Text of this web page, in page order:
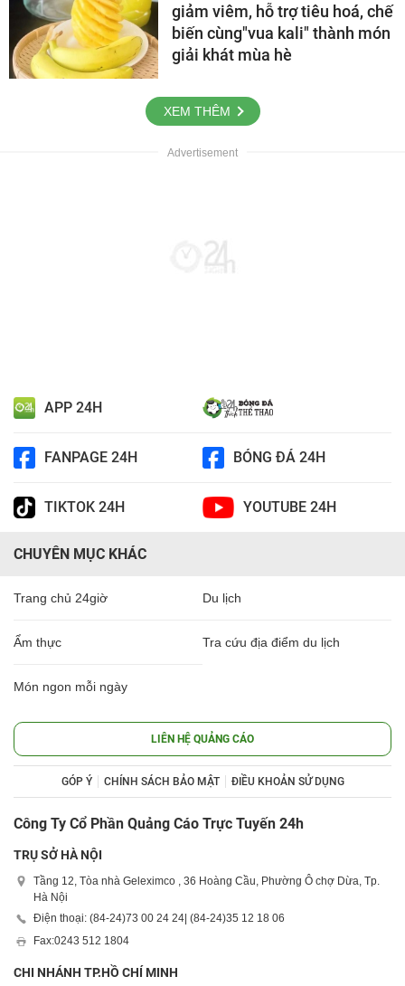
giảm viêm, hỗ trợ tiêu hoá, chế
biến cùng"vua kali" thành món
giải khát mùa hè
XEM THÊM
APP 24H
FANPAGE 24H BÓNG ĐÁ 24H
TIKTOK 24H YOUTUBE 24H
CHUYÊN MỤC KHÁC
Trang chủ 24giờ Du lịch
Ẩm thực Tra cứu địa điểm du lịch
Món ngon mỗi ngày
LIÊN HỆ QUẢNG CÁO
GÓP Ý CHÍNH SÁCH BẢO MẬT ĐIỀU KHOẢN SỬ DỤNG
Công Ty Cổ Phần Quảng Cáo Trực Tuyến 24h
TRỤ SỞ HÀ NỘI
Tầng 12, Tòa nhà Geleximco , 36 Hoàng Cầu, Phường Ô chợ Dừa, Tp.
Hà Nội
Điện thoại: (84-24)73 00 24 24| (84-24)35 12 18 06
Fax:0243 512 1804
CHI NHÁNH TP.HỒ CHÍ MINH